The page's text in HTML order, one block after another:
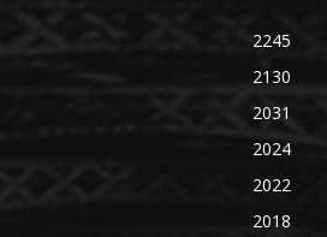
2245
2130
2031
2024
2022
2018